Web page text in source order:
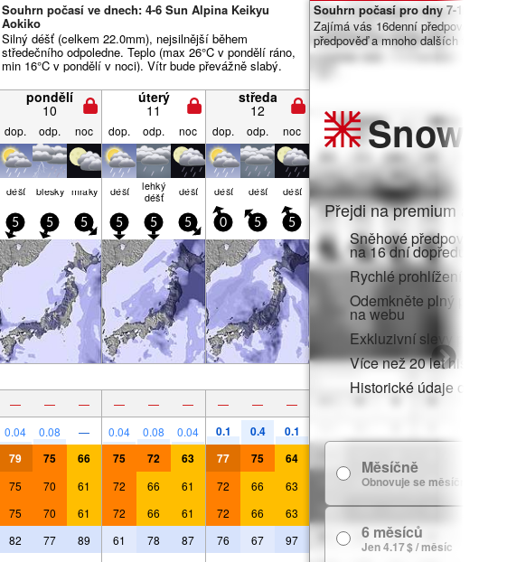
Souhrn počasí ve dnech: 4-6 Sun Alpina Keikyu
Aokiko
Silný déšť (celkem 22.0mm), nejsilnější během
středečního odpoledne. Teplo (max 26°C v pondělí ráno,
min 16°C v pondělí v noci). Vítr bude převážně slabý.
pondělí
10
úterý
11
středa
12
dop. odp. noc dop. odp. noc dop. odp. noc
déšť blesky mraky déšť lehký
déšť déšť déšť déšť déšť
5 5 5 5 5 5 0 5 5
— — — — — — — — —
0.04 0.08 — 0.04 0.08 0.04 0.1 0.4 0.1
79 75 66 75 72 63 77 75 64
75 70 61 72 66 61 72 66 63
75 70 61 72 66 61 72 66 63
82 77 89 61 78 87 76 67 97
Souhrn počasí pro dny 7-16:
Zajímá vás 16denní předpověď?
předpověď a mnoho dalších funkcí
Snow
Přejdi na premium a
Sněhové předpovědi
na 16 dní dopředu
Rychlé prohlížení bez
Odemkněte plný
na webu
Exkluzivní slevy pro
Více než 20 let historie
Historické údaje o
Měsíčně
Obnovuje se měsíčně
6 měsíců
Jen 4.17 $ / měsíc